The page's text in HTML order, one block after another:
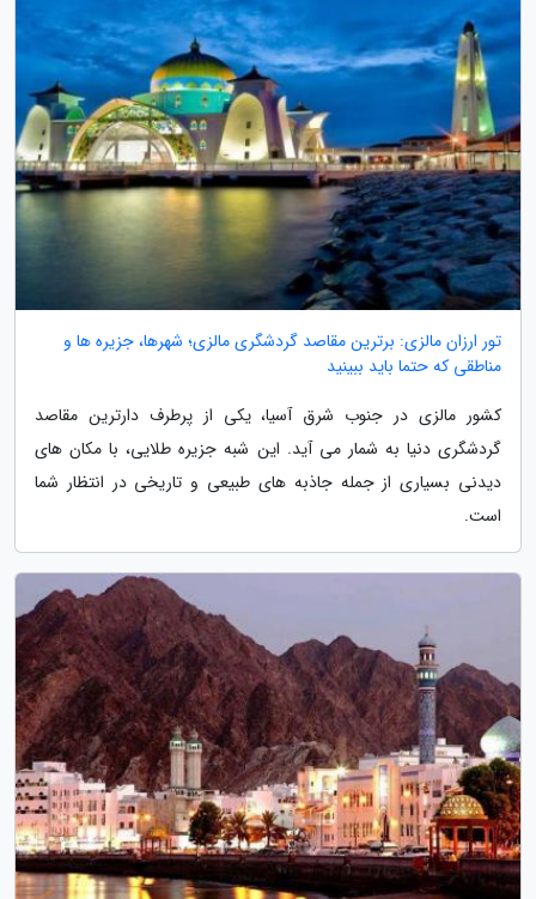
تور ارزان مالزی: برترین مقاصد گردشگری مالزی؛ شهرها، جزیره ها و
مناطقی که حتما باید ببینید
کشور مالزی در جنوب شرق آسیا، یکی از پرطرف دارترین مقاصد
گردشگری دنیا به شمار می آید. این شبه جزیره طلایی، با مکان های
دیدنی بسیاری از جمله جاذبه های طبیعی و تاریخی در انتظار شما
است.